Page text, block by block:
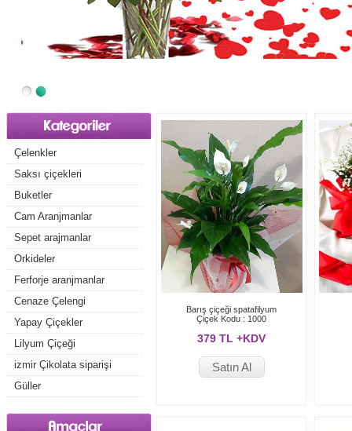
Çelenkler
Saksı çiçekleri
Buketler
Cam Aranjmanlar
Sepet arajmanlar
Orkideler
Ferforje aranjmanlar
Cenaze Çelengi
Yapay Çiçekler
Lilyum Çiçeği
izmir Çikolata siparişi
Güller
Barış çiçeği spatafilyum
Çiçek Kodu : 1000
379 TL +KDV
Satın Al